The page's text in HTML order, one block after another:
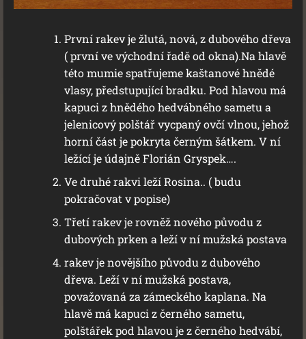
První rakev je žlutá, nová, z dubového dřeva
( první ve východní řadě od okna).Na hlavě
této mumie spatřujeme kaštanové hnědé
vlasy, předstupující bradku. Pod hlavou má
kapuci z hnědého hedvábného sametu a
jelenicový polštář vycpaný ovčí vlnou, jehož
horní část je pokryta černým šátkem. V ní
ležící je údajně Florián Gryspek….
Ve druhé rakvi leží Rosina.. ( budu
pokračovat v popise)
Třetí rakev je rovněž nového původu z
dubových prken a leží v ní mužská postava
rakev je novějšího původu z dubového
dřeva. Leží v ní mužská postava,
považovaná za zámeckého kaplana. Na
hlavě má kapuci z černého sametu,
polštářek pod hlavou je z černého hedvábí,